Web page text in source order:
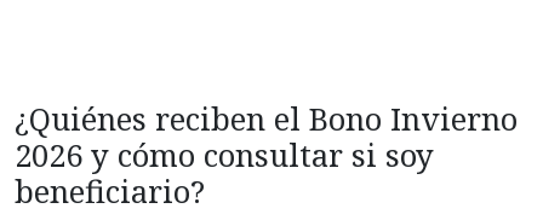
¿Quiénes reciben el Bono Invierno
2026 y cómo consultar si soy
beneficiario?